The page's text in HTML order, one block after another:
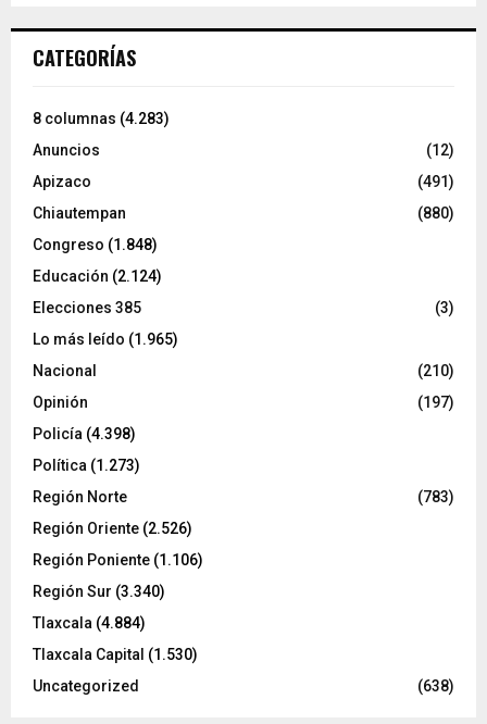
CATEGORÍAS
8 columnas (4.283)
Anuncios
(12)
Apizaco
(491)
Chiautempan
(880)
Congreso (1.848)
Educación (2.124)
Elecciones 385
(3)
Lo más leído (1.965)
Nacional
(210)
Opinión
(197)
Policía (4.398)
Política (1.273)
Región Norte
(783)
Región Oriente (2.526)
Región Poniente (1.106)
Región Sur (3.340)
Tlaxcala (4.884)
Tlaxcala Capital (1.530)
Uncategorized
(638)